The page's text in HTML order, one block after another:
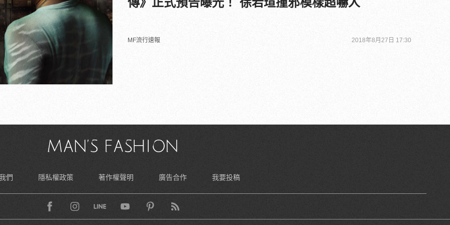
MF流行速報 2018年8月27日 17:30
們 隱私權政策 著作權聲明 廣告合作 我要投稿